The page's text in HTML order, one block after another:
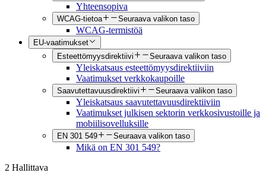
Yhteensopiva
WCAG-tietoa Seuraava valikon taso
WCAG-termistöä
EU-vaatimukset
Esteettömyysdirektiivi
Seuraava valikon taso
Yleiskatsaus esteettömyysdirektiiviin
Vaatimukset verkkokaupoille
Saavutettavuusdirektiivi Seuraava valikon taso
Yleiskatsaus saavutettavuusdirektiiviin
Vaatimukset julkisen sektorin verkkosivustoille ja
mobiilisovelluksille
EN 301 549 Seuraava valikon taso
Mikä on EN 301 549?
2 Hallittava